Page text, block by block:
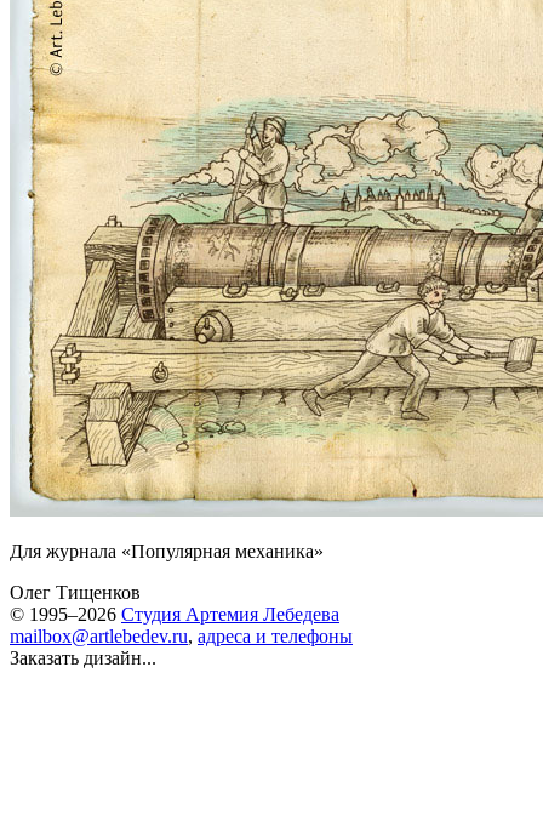
Для журнала «Популярная механика»
Олег Тищенков
© 1995–2026 Студия Артемия Лебедева
mailbox@artlebedev.ru, адреса и телефоны
Заказать дизайн...